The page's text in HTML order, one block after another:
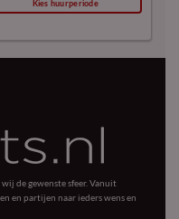
Kies huurperiode
de gewenste sfeer. Vanuit
en partijen naar ieders wens en